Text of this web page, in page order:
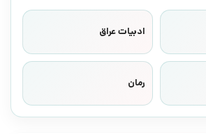
ادبیات عراق
رمان